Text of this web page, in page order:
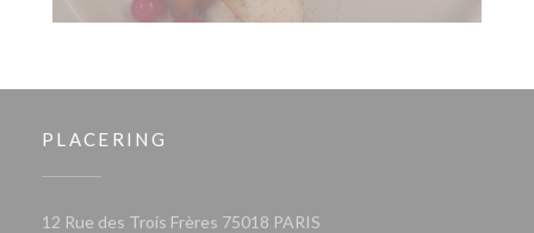
PLACERING
12 Rue des Trois Frères 75018 PARIS